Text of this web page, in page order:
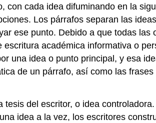
cada idea difuminando en la
Los párrafos separan las
ese punto. Debido a que todas las
académica informativa o
una idea o punto principal, y esa
de un párrafo, así como las
del escritor, o idea
idea a la vez, los escritores